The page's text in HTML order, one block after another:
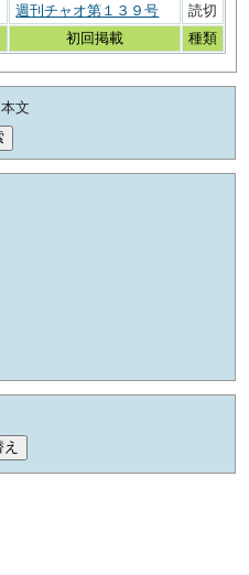
初回掲載 種類
週刊チャオ第１３９号 読切
本文